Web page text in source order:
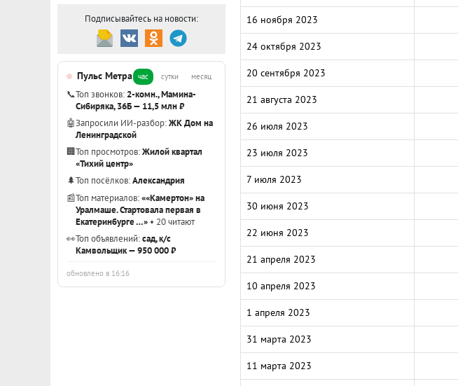
Подписывайтесь на новости:
Пульс Метра час сутки месяц
📞Топ звонков: 2-комн., Мамина-
Сибиряка, 36Б — 11,5 млн ₽
🤖Запросили ИИ-разбор:ЖК Дом на
Ленинградской
🏢Топ просмотров:Жилой квартал
«Тихий центр»
🌲Топ посёлков:Александрия
📰Топ материалов:««Камертон» на
Уралмаше. Стартовала первая в
Екатеринбурге …» • 20 читают
👀Топ объявлений:сад, к/с
Камвольщик — 950 000 ₽
обновлено в 16:16
16 ноября 2023
24 октября 2023
20 сентября 2023
21 августа 2023
26 июля 2023
23 июля 2023
7 июля 2023
30 июня 2023
22 июня 2023
21 апреля 2023
10 апреля 2023
1 апреля 2023
31 марта 2023
11 марта 2023